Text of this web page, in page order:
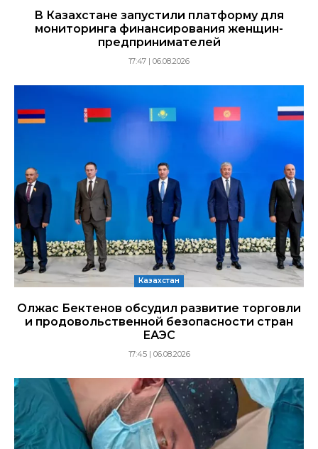
В Казахстане запустили платформу для
мониторинга финансирования женщин-
предпринимателей
17:47 | 06.08.2026
Казахстан
Олжас Бектенов обсудил развитие торговли
и продовольственной безопасности стран
ЕАЭС
17:45 | 06.08.2026